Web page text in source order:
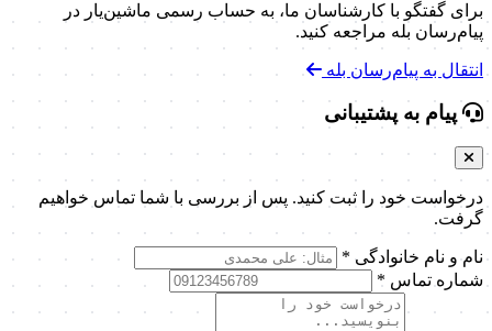
برای گفتگو با کارشناسان ما، به حساب رسمی ماشین‌یار در
پیام‌رسان بله مراجعه کنید.
انتقال به پیام‌رسان بله
پیام به پشتیبانی
درخواست خود را ثبت کنید. پس از بررسی با شما تماس خواهیم
گرفت.
نام و نام خانوادگی *
شماره تماس *